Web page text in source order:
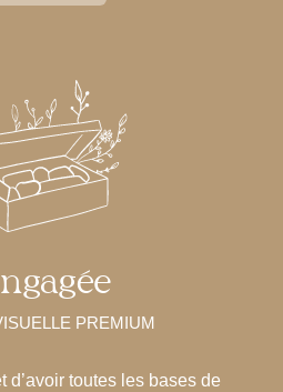
PREMIUM
d’avoir toutes les bases de